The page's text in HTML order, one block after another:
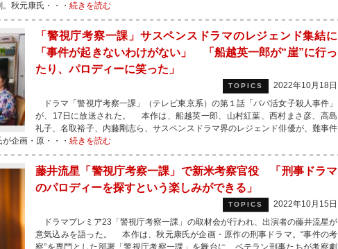
秋元康氏・・・ 続きを読む
「警視庁考察一課」サスペンスドラマのレジェンド集結に
「事件が起きないわけがない」 「船越英一郎が“崖”に行っ
たり、パロディーに笑った」
TOPICS
2022年10月18日
ドラマ「警視庁考察一課」（テレビ東京系）の第１話「パパ活女子殺人事件」
が、17日に放送された。 本作は、船越英一郎、山村紅葉、西村まさ彦、高島
礼子、名取裕子、内藤剛志ら、サスペンスドラマ界のレジェンド俳優が、難事件
企画・原・・・ 続きを読む
藤井流星「警視庁考察一課」で新米考察官役 「刑事ドラマ
のパロディーを探すという楽しみができる」
TOPICS
2022年10月15日
ドラマプレミア23「警視庁考察一課」の取材会が行われ、出演者の藤井流星が
意気込みを語った。 本作は、秋元康氏が企画・原作の刑事ドラマ。“事件の考
察”を専門とした部署「警視庁考察一課」を舞台に、ベテラン刑事たちが考察劇